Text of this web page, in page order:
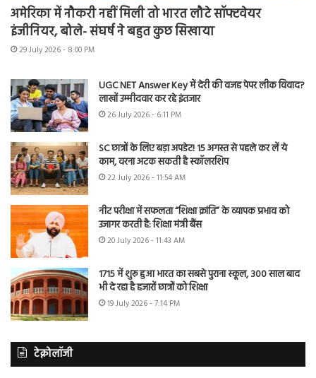
अमेरिका में नौकरी नहीं मिली तो भारत लौटे सॉफ्टवेयर
इंजीनियर, बोले- संघर्ष ने बहुत कुछ सिखाया
29 July 2026 - 8:00 PM
UGC NET Answer Key में देरी की वजह पेपर लीक विवाद?
लाखों उम्मीदवार कर रहे इंतजार
26 July 2026 - 6:11 PM
SC छात्रों के लिए बड़ा अपडेट! 15 अगस्त से पहले कर लें ये
काम, वरना अटक सकती है स्कॉलरशिप
22 July 2026 - 11:54 AM
नीट परीक्षा में सफलता “शिक्षा क्रांति” के व्यापक प्रभाव को
उजागर करती है: शिक्षा मंत्री बैंस
20 July 2026 - 11:43 AM
1715 में शुरू हुआ भारत का सबसे पुराना स्कूल, 300 साल बाद
भी दे रहा है हजारों छात्रों को शिक्षा
19 July 2026 - 7:14 PM
टेक्नोलॉजी